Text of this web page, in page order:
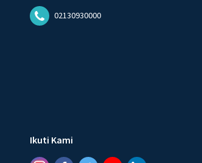
02130930000
Ikuti Kami